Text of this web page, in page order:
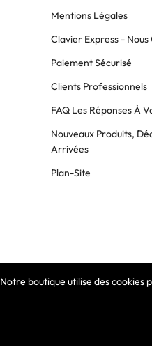
Notre boutique utilise des
Mentions Légales
Clavier Express -
Paiement Sécurisé
Clients Professionnels
FAQ Les Réponses À
Nouveaux Produits,
Arrivées
Plan-Site